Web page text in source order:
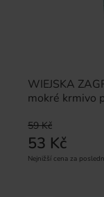
WIEJSKA
mokré krmivo
59 Kč
53 Kč
Nejnižší cena za